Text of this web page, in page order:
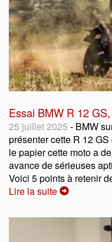
Essai BMW R 12
25 juillet 2025 - BMW
présenter cette R 12
le papier cette moto a
avance de sérieuses
Voici 5 points à retenir
Lire la suite